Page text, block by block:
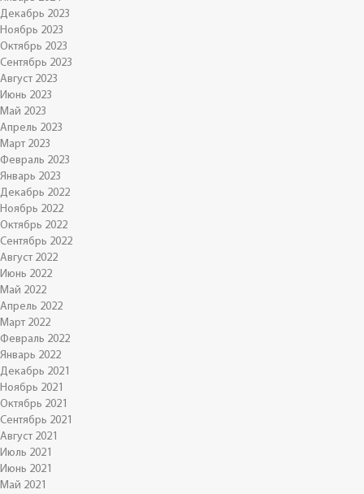
Декабрь 2023
Ноябрь 2023
Октябрь 2023
Сентябрь 2023
Август 2023
Июнь 2023
Май 2023
Апрель 2023
Март 2023
Февраль 2023
Январь 2023
Декабрь 2022
Ноябрь 2022
Октябрь 2022
Сентябрь 2022
Август 2022
Июнь 2022
Май 2022
Апрель 2022
Март 2022
Февраль 2022
Январь 2022
Декабрь 2021
Ноябрь 2021
Октябрь 2021
Сентябрь 2021
Август 2021
Июль 2021
Июнь 2021
Май 2021